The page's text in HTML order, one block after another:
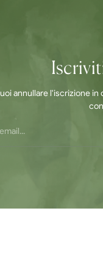
annullare l'iscrizione